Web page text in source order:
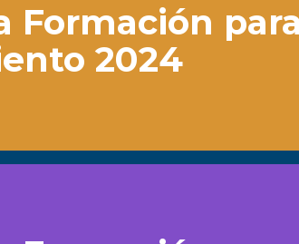
Formación
2024